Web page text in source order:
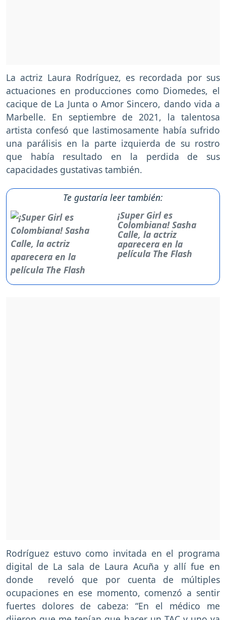
La actriz Laura Rodríguez, es recordada por sus
actuaciones en producciones como Diomedes, el
cacique de La Junta o Amor Sincero, dando vida a
Marbelle. En septiembre de 2021, la talentosa
artista confesó que lastimosamente había sufrido
una parálisis en la parte izquierda de su rostro
que había resultado en la perdida de sus
capacidades gustativas también.
Te gustaría leer también:
¡Super Girl es
Colombiana! Sasha
Calle, la actriz
aparecera en la
película The Flash
Rodríguez estuvo como invitada en el programa
digital de La sala de Laura Acuña y allí fue en
donde reveló que por cuenta de múltiples
ocupaciones en ese momento, comenzó a sentir
fuertes dolores de cabeza: “En el médico me